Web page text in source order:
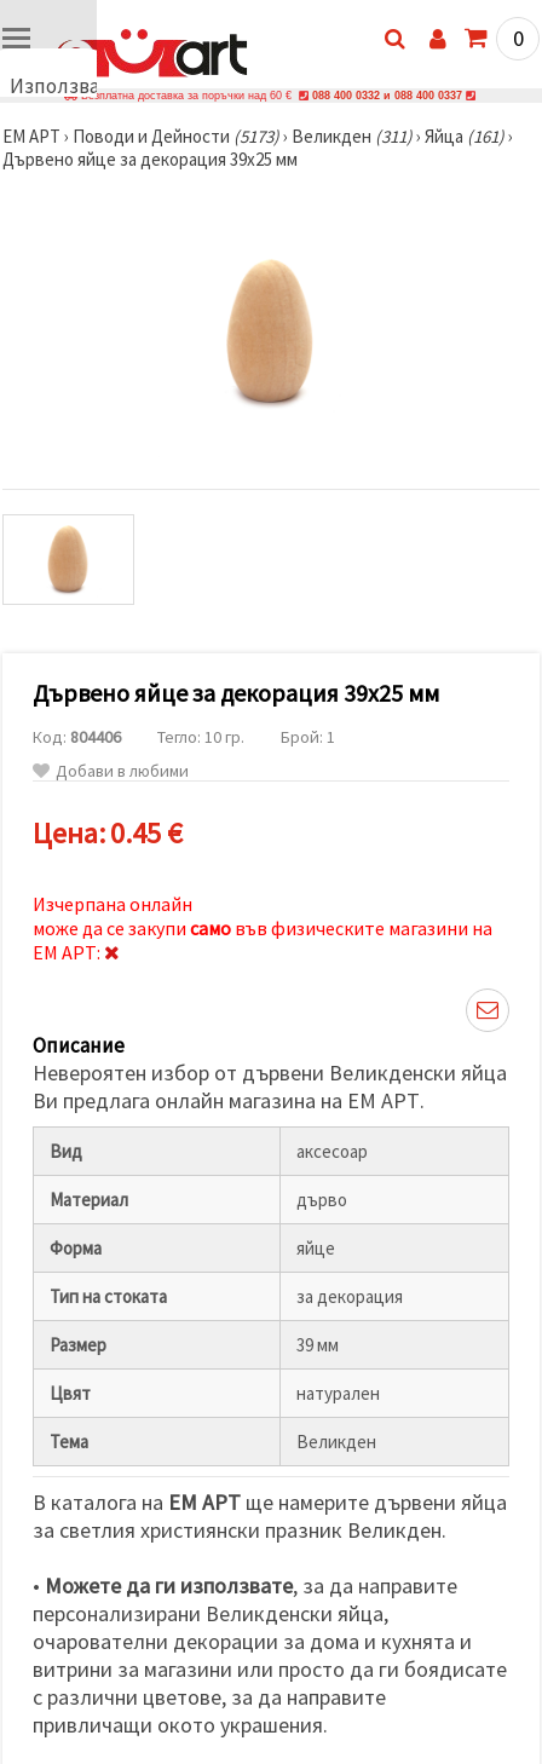
Използваме
🍪
Използваме
да
показваме
релевантно
съдържание
и реклами,
включително
за анализ
използваме
всички
натиснеш
"Приеми
всички!"
"Настройки",
като
избереш
дадения
вид
"бисквитки"
и кликнеш
бутона
"Запази"
Приеми
всички
Настройки
бисквитките
0
Безплатна доставка за поръчки над 60 € 088 400 0332 и 088 400 0337
ЕМ АРТ › Поводи и Дейности (5173)› Великден (311)› Яйца (161)›
Дървено яйце за декорация 39x25 мм
Дървено яйце за декорация 39x25 мм
Код: 804406 Тегло: 10 гр.
Брой: 1
Добави в любими
Цена:0.45 €
Изчерпана онлайн
може да се закупи само във физическите магазини на
ЕМ АРТ:
Описание
Невероятен избор от дървени Великденски яйца
Ви предлага онлайн магазина на ЕМ АРТ.
Вид аксесоар
Материал дърво
Форма яйце
Тип на стоката за декорация
Размер 39 мм
Цвят натурален
Тема Великден
В каталога на ЕМ АРТ ще намерите дървени яйца
за светлия християнски празник Великден.
• Можете да ги използвате, за да направите
персонализирани Великденски яйца,
очарователни декорации за дома и кухнята и
витрини за магазини или просто да ги боядисате
с различни цветове, за да направите
привличащи окото украшения.